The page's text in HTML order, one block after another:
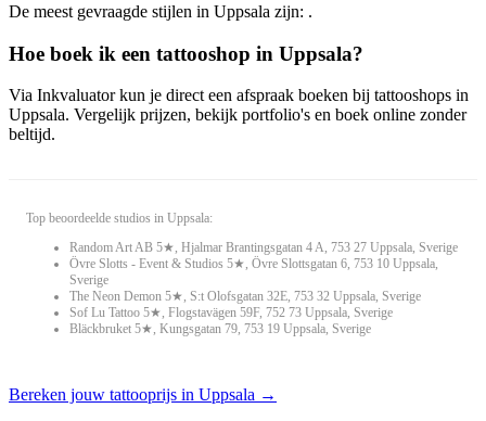
De meest gevraagde stijlen in Uppsala zijn: .
Hoe boek ik een tattooshop in Uppsala?
Via Inkvaluator kun je direct een afspraak boeken bij tattooshops in
Uppsala. Vergelijk prijzen, bekijk portfolio's en boek online zonder
beltijd.
Top beoordeelde studios in Uppsala:
Random Art AB 5★, Hjalmar Brantingsgatan 4 A, 753 27 Uppsala, Sverige
Övre Slotts - Event & Studios 5★, Övre Slottsgatan 6, 753 10 Uppsala,
Sverige
The Neon Demon 5★, S:t Olofsgatan 32E, 753 32 Uppsala, Sverige
Sof Lu Tattoo 5★, Flogstavägen 59F, 752 73 Uppsala, Sverige
Bläckbruket 5★, Kungsgatan 79, 753 19 Uppsala, Sverige
Bereken jouw tattooprijs in Uppsala →